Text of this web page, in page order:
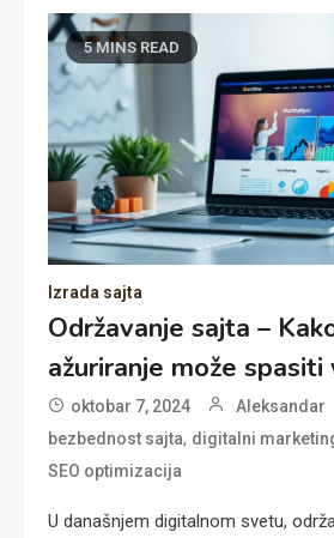
5 MINS READ
Izrada sajta
Održavanje sajta –
ažuriranje može spasiti
oktobar 7, 2024 Aleksandar
bezbednost sajta, digitalni
SEO optimizacija
U današnjem digitalnom svetu,